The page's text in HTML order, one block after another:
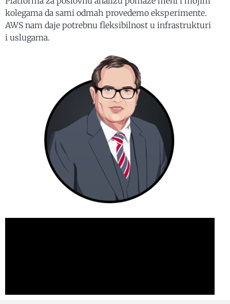
kolegama da sami odmah provedemo eksperimente.
AWS nam daje potrebnu fleksibilnost u infrastrukturi
i uslugama.